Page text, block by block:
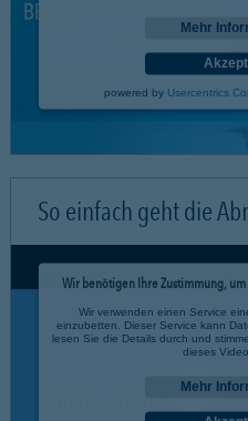
Mehr
powered by Usercentrics
So einfach geht die
Wir benötigen Ihre Zustimmung, um
Wir verwenden einen Service
einzubetten. Dieser Service kann
lesen Sie die Details durch und
dieses
Mehr